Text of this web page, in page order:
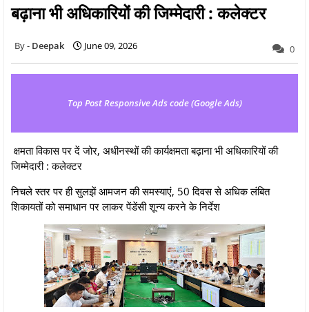
बढ़ाना भी अधिकारियों की जिम्मेदारी : कलेक्टर
Deepak June 09, 2026 0
Top Post Responsive Ads code (Google Ads)
क्षमता विकास पर दें जोर, अधीनस्थों की कार्यक्षमता बढ़ाना भी अधिकारियों की
जिम्मेदारी : कलेक्टर
निचले स्तर पर ही सुलझें आमजन की समस्याएं, 50 दिवस से अधिक लंबित
शिकायतों को समाधान पर लाकर पेंडेंसी शून्य करने के निर्देश